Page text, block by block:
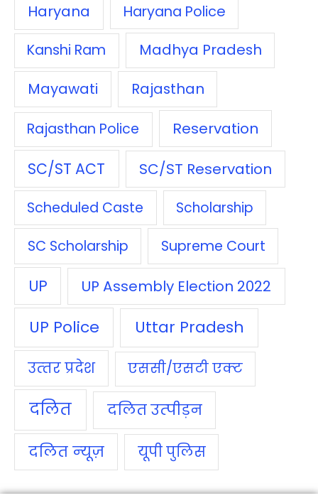
Haryana Haryana Police
Kanshi Ram
Madhya Pradesh
Mayawati
Rajasthan
Rajasthan Police Reservation
SC/ST ACT SC/ST Reservation
Scheduled Caste Scholarship
SC Scholarship Supreme Court
UP UP Assembly Election 2022
UP Police Uttar Pradesh
उत्‍तर प्रदेश एससी/एसटी एक्‍ट
दलित दलित उत्‍पीड़न
दलित न्‍यूज़ यूपी पुलिस